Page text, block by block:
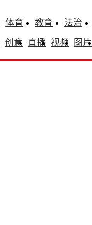
体育 教育 法治
创意 直播 视频 图片